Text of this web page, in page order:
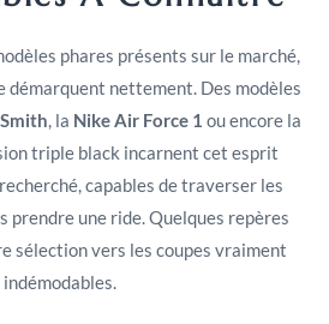
phares présents sur le marché,
démarquent nettement. Des modèles
, la Nike Air Force 1 ou encore la
triple black incarnent cet esprit
capables de traverser les
prendre une ride. Quelques repères
sélection vers les coupes vraiment
indémodables.